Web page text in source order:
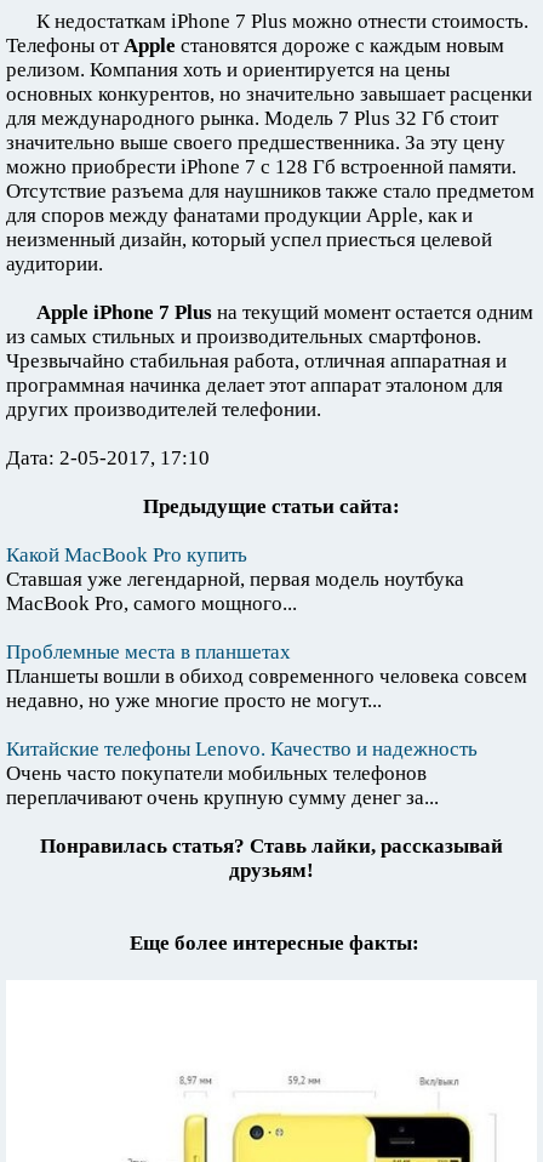
К недостаткам iPhone 7 Plus можно отнести стоимость.
Телефоны отApple становятся дороже с каждым новым
релизом. Компания хоть и ориентируется на цены
основных конкурентов, но значительно завышает расценки
для международного рынка. Модель 7 Plus 32 Гб стоит
значительно выше своего предшественника. За эту цену
можно приобрести iPhone 7 с 128 Гб встроенной памяти.
Отсутствие разъема для наушников также стало предметом
для споров между фанатами продукции Apple, как и
неизменный дизайн, который успел приесться целевой
аудитории.
Apple iPhone 7 Plus на текущий момент остается одним
из самых стильных и производительных смартфонов.
Чрезвычайно стабильная работа, отличная аппаратная и
программная начинка делает этот аппарат эталоном для
других производителей телефонии.
Дата: 2-05-2017, 17:10
Предыдущие статьи сайта:
Какой MacBook Pro купить
Ставшая уже легендарной, первая модель ноутбука
MacBook Pro, самого мощного...
Проблемные места в планшетах
Планшеты вошли в обиход современного человека совсем
недавно, но уже многие просто не могут...
Китайские телефоны Lenovo. Качество и надежность
Очень часто покупатели мобильных телефонов
переплачивают очень крупную сумму денег за...
Понравилась статья? Ставь лайки, рассказывай
друзьям!
Еще более интересные факты: